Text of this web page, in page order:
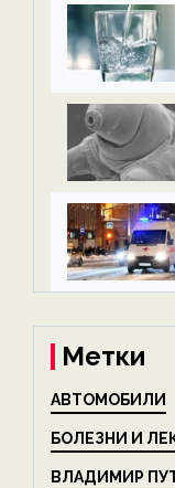
Метки
АВТОМОБИЛИ
БОЛЕЗНИ И
ВЛАДИМИР